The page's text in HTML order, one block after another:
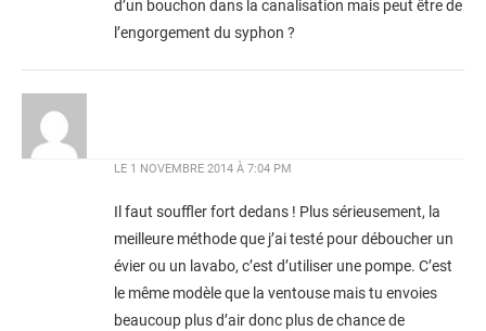
d’un bouchon dans la canalisation mais peut être de
l’engorgement du syphon ?
LE 1 NOVEMBRE 2014 À 7:04 PM
Il faut souffler fort dedans ! Plus sérieusement, la
meilleure méthode que j’ai testé pour déboucher un
évier ou un lavabo, c’est d’utiliser une pompe. C’est
le même modèle que la ventouse mais tu envoies
beaucoup plus d’air donc plus de chance de